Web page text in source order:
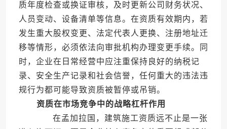
质年度检查或换证审核，及时更新公司财务状况、
人员变动、设备清单等信息。在资质有效期内，若
发生重大股权变更、法定代表人更换、注册地址迁
移等情形，必须依法向审批机构办理变更手续。同
时，企业在日常经营中应注重保持良好的纳税记
录、安全生产记录和社会信誉，任何重大的违法违
规行为都可能导致资质被暂停或吊销。
资质在市场竞争中的战略杠杆作用
在孟加拉国，建筑施工资质远不止是一张